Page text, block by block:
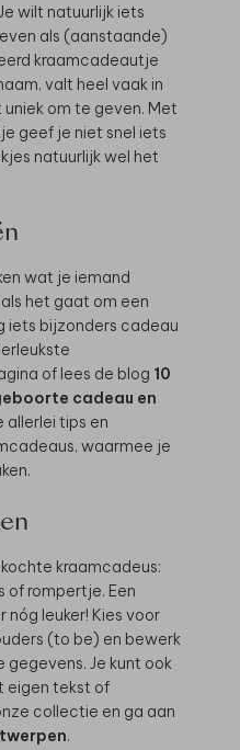
wilt natuurlijk iets
als (aanstaande)
kraamcadeautje
valt heel vaak in
om te geven. Met
geef je niet snel iets
natuurlijk wel het
wat je iemand
het gaat om een
iets bijzonders cadeau
of lees de blog 10
cadeau en
allerlei tips en
waarmee je
kraamcadeus:
of rompertje. Een
nóg leuker! Kies voor
(to be) en bewerk
gegevens. Je kunt ook
eigen tekst of
collectie en ga aan
.